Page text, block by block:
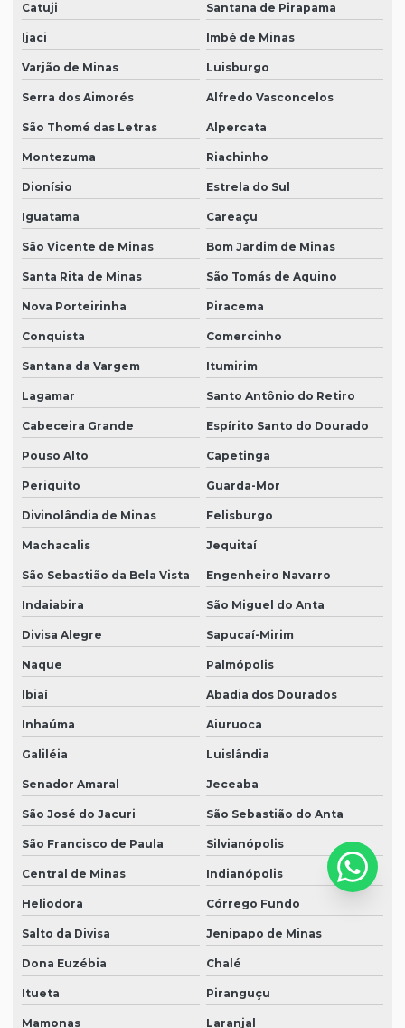
Catuji Santana de Pirapama
Ijaci Imbé de Minas
Varjão de Minas Luisburgo
Serra dos Aimorés Alfredo Vasconcelos
São Thomé das Letras Alpercata
Montezuma Riachinho
Dionísio Estrela do Sul
Iguatama Careaçu
São Vicente de Minas Bom Jardim de Minas
Santa Rita de Minas São Tomás de Aquino
Nova Porteirinha Piracema
Conquista Comercinho
Santana da Vargem Itumirim
Lagamar Santo Antônio do Retiro
Cabeceira Grande Espírito Santo do Dourado
Pouso Alto Capetinga
Periquito Guarda-Mor
Divinolândia de Minas Felisburgo
Machacalis Jequitaí
São Sebastião da Bela Vista Engenheiro Navarro
Indaiabira São Miguel do Anta
Divisa Alegre Sapucaí-Mirim
Naque Palmópolis
Ibiaí Abadia dos Dourados
Inhaúma Aiuruoca
Galiléia Luislândia
Senador Amaral Jeceaba
São José do Jacuri São Sebastião do Anta
São Francisco de Paula Silvianópolis
Central de Minas Indianópolis
Heliodora Córrego Fundo
Salto da Divisa Jenipapo de Minas
Dona Euzébia Chalé
Itueta Piranguçu
Mamonas Laranjal